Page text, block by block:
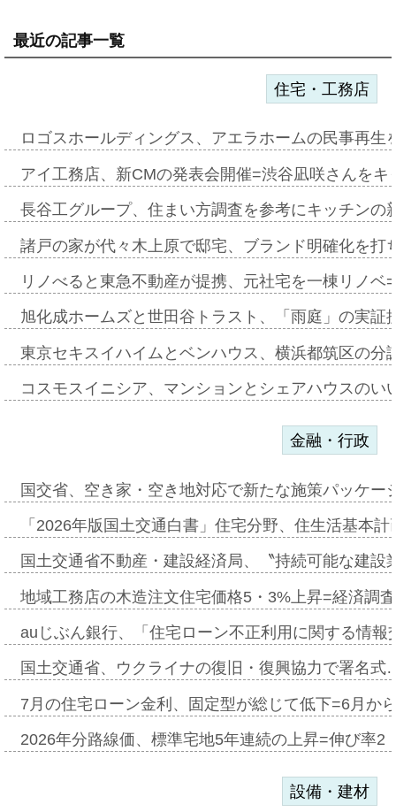
最近の記事一覧
住宅・工務店
ロゴスホールディングス、アエラホームの民事再
アイ工務店、新CMの発表会開催=渋谷凪咲さんを
長谷工グループ、住まい方調査を参考にキッチン
諸戸の家が代々木上原で邸宅、ブランド明確化を
リノべると東急不動産が提携、元社宅を一棟リノ
旭化成ホームズと世田谷トラスト、「雨庭」の実
東京セキスイハイムとベンハウス、横浜都筑区の
コスモスイニシア、マンションとシェアハウスの
金融・行政
国交省、空き家・空き地対応で新たな施策パッケ
「2026年版国土交通白書」住宅分野、住生活基本
国土交通省不動産・建設経済局、〝持続可能な建
地域工務店の木造注文住宅価格5・3%上昇=経済調
auじぶん銀行、「住宅ローン不正利用に関する情
国土交通省、ウクライナの復旧・復興協力で署名
7月の住宅ローン金利、固定型が総じて低下=6月か
2026年分路線価、標準宅地5年連続の上昇=伸び率
設備・建材